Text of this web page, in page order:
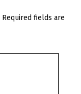
Required fields are